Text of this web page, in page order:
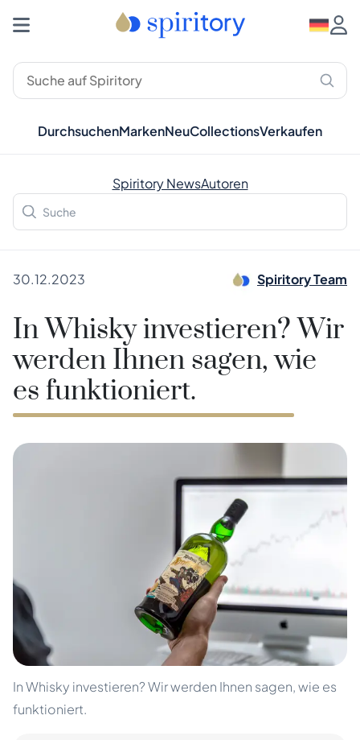
DurchsuchenMarkenNeuCollectionsVerkaufen
Spiritory NewsAutoren
30.12.2023 Spiritory Team
In Whisky investieren? Wir
werden Ihnen sagen, wie
es funktioniert.
In Whisky investieren? Wir werden Ihnen sagen, wie es
funktioniert.